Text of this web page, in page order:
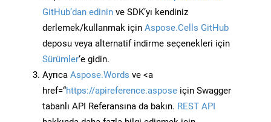
GitHub’dan edinin ve SDK’yı kendiniz
derlemek/kullanmak için Aspose.Cells GitHub
deposu veya alternatif indirme seçenekleri için
Sürümler‘e gidin.
Ayrıca Aspose.Words ve <a
href=“https://apireference.aspose için Swagger
tabanlı API Referansına da bakın. REST API